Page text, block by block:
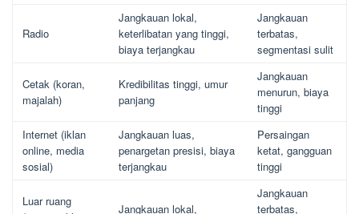
Radio
Jangkauan lokal,
keterlibatan yang tinggi,
biaya terjangkau
Jangkauan
terbatas,
segmentasi sulit
Cetak (koran,
majalah)
Kredibilitas tinggi, umur
panjang
Jangkauan
menurun, biaya
tinggi
Internet (iklan
online, media
sosial)
Jangkauan luas,
penargetan presisi, biaya
terjangkau
Persaingan
ketat, gangguan
tinggi
Luar ruang
Jangkauan lokal,
Jangkauan
terbatas,